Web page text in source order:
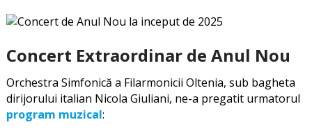
Concert Extraordinar de Anul Nou
Orchestra Simfonică a Filarmonicii Oltenia, sub bagheta
dirijorului italian Nicola Giuliani, ne-a pregatit urmatorul
program muzical: